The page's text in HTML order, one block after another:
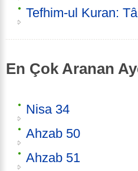
Tefhim-ul Kuran:
En Çok Aranan
Nisa 34
Ahzab 50
Ahzab 51